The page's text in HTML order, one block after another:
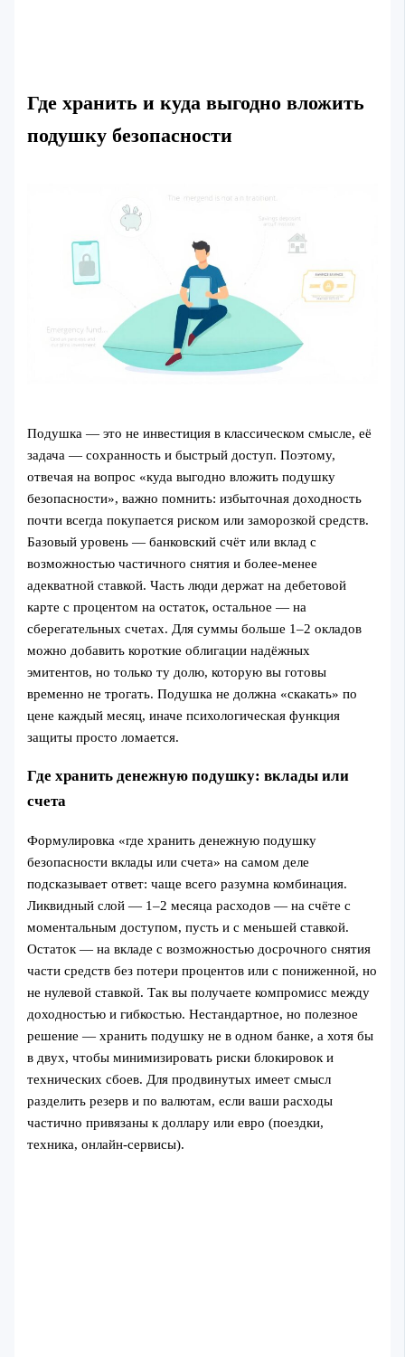
Где хранить и куда выгодно вложить
подушку безопасности
Подушка — это не инвестиция в классическом смысле, её
задача — сохранность и быстрый доступ. Поэтому,
отвечая на вопрос «куда выгодно вложить подушку
безопасности», важно помнить: избыточная доходность
почти всегда покупается риском или заморозкой средств.
Базовый уровень — банковский счёт или вклад с
возможностью частичного снятия и более‑менее
адекватной ставкой. Часть люди держат на дебетовой
карте с процентом на остаток, остальное — на
сберегательных счетах. Для суммы больше 1–2 окладов
можно добавить короткие облигации надёжных
эмитентов, но только ту долю, которую вы готовы
временно не трогать. Подушка не должна «скакать» по
цене каждый месяц, иначе психологическая функция
защиты просто ломается.
Где хранить денежную подушку: вклады или
счета
Формулировка «где хранить денежную подушку
безопасности вклады или счета» на самом деле
подсказывает ответ: чаще всего разумна комбинация.
Ликвидный слой — 1–2 месяца расходов — на счёте с
моментальным доступом, пусть и с меньшей ставкой.
Остаток — на вкладе с возможностью досрочного снятия
части средств без потери процентов или с пониженной, но
не нулевой ставкой. Так вы получаете компромисс между
доходностью и гибкостью. Нестандартное, но полезное
решение — хранить подушку не в одном банке, а хотя бы
в двух, чтобы минимизировать риски блокировок и
технических сбоев. Для продвинутых имеет смысл
разделить резерв и по валютам, если ваши расходы
частично привязаны к доллару или евро (поездки,
техника, онлайн‑сервисы).